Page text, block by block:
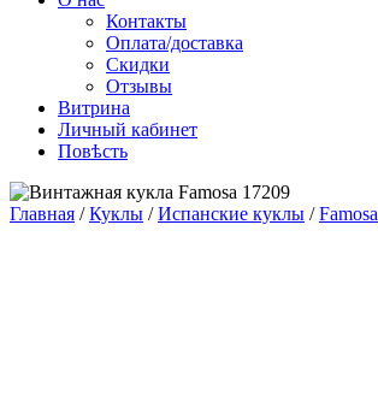
Контакты
Оплата/доставка
Скидки
Отзывы
Витрина
Личный кабинет
Повѣсть
Главная /Куклы /Испанские куклы /Famosa